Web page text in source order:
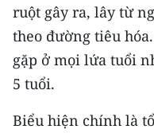
Đông Nam Bộ
Đồng bằng sông
Chuyên trang Hà Nội
ruột gây ra, lây từ
theo đường tiêu
gặp ở mọi lứa tuổi
5 tuổi.
Biểu hiện chính là